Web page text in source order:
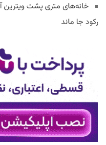
خانه‌های متری پشت ویترین
رکود جا ماند